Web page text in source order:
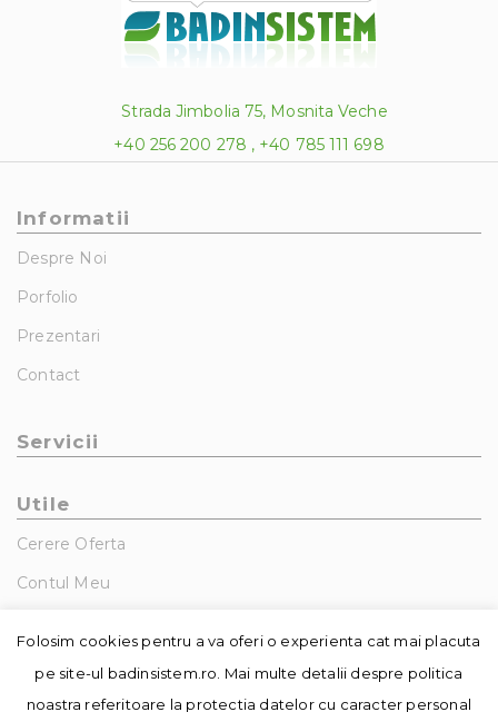
Strada Jimbolia 75, Mosnita Veche
+40 256 200 278 , +40 785 111 698
Informatii
Despre Noi
Porfolio
Prezentari
Contact
Servicii
Utile
Cerere Oferta
Contul Meu
Folosim cookies pentru a va oferi o experienta cat mai placuta
pe site-ul badinsistem.ro. Mai multe detalii despre politica
noastra referitoare la protectia datelor cu caracter personal